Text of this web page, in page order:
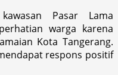
Pasar Lama
warga karena
Kota Tangerang.
respons positif